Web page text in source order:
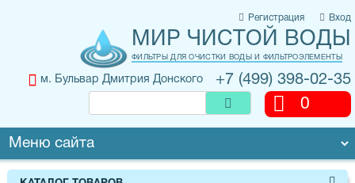
Регистрация Вход
МИР ЧИСТОЙ ВОДЫ
ФИЛЬТРЫ ДЛЯ ОЧИСТКИ ВОДЫ И ФИЛЬТРОЭЛЕМЕНТЫ
+7 (499) 398-02-35
м. Бульвар Дмитрия Донского
0